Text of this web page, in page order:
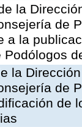
la
de
a la
la
de
de